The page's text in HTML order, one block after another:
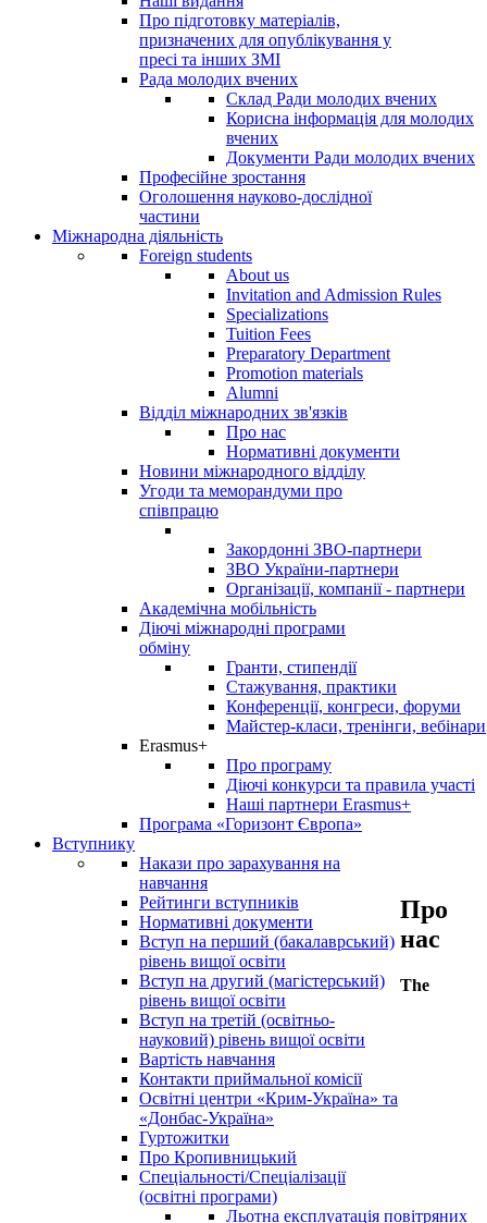
Про підготовку матеріалів,
призначених для опублікування у
пресі та інших ЗМІ
Рада молодих вчених
Склад Ради молодих вчених
Корисна інформація для молодих
вчених
Документи Ради молодих вчених
Професійне зростання
Оголошення науково-дослідної
частини
Міжнародна діяльність
Foreign students
About us
Invitation and Admission Rules
Specializations
Tuition Fees
Preparatory Department
Promotion materials
Alumni
Відділ міжнародних зв'язків
Про нас
Нормативні документи
Новини міжнародного відділу
Угоди та меморандуми про
співпрацю
Закордонні ЗВО-партнери
ЗВО України-партнери
Організації, компанії - партнери
Академічна мобільність
Діючі міжнародні програми
обміну
Гранти, стипендії
Стажування, практики
Конференції, конгреси, форуми
Майстер-класи, тренінги, вебінари
Erasmus+
Про програму
Діючі конкурси та правила участі
Наші партнери Erasmus+
Програма «Горизонт Європа»
Вступнику
Накази про зарахування на
навчання
Рейтинги вступників
Нормативні документи
Вступ на перший (бакалаврський)
рівень вищої освіти
Вступ на другий (магістерський)
рівень вищої освіти
Вступ на третій (освітньо-
науковий) рівень вищої освіти
Вартість навчання
Контакти приймальної комісії
Освітні центри «Крим-Україна» та
«Донбас-Україна»
Гуртожитки
Про Кропивницький
Спеціальності/Спеціалізації
(освітні програми)
Льотна експлуатація повітряних
Про
нас
The